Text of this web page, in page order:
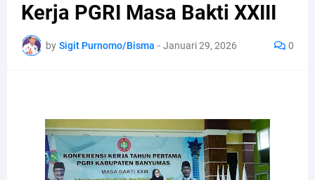
Kerja PGRI Masa Bakti XXIII
by Sigit Purnomo/Bisma - Januari 29, 2026 0